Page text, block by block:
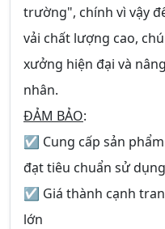
trường", chính vì vậy
vải chất lượng cao,
xưởng hiện đại và
nhân.
ĐẢM BẢO:
☑ Cung cấp sản
đạt tiêu chuẩn sử
☑ Giá thành cạnh
lớn